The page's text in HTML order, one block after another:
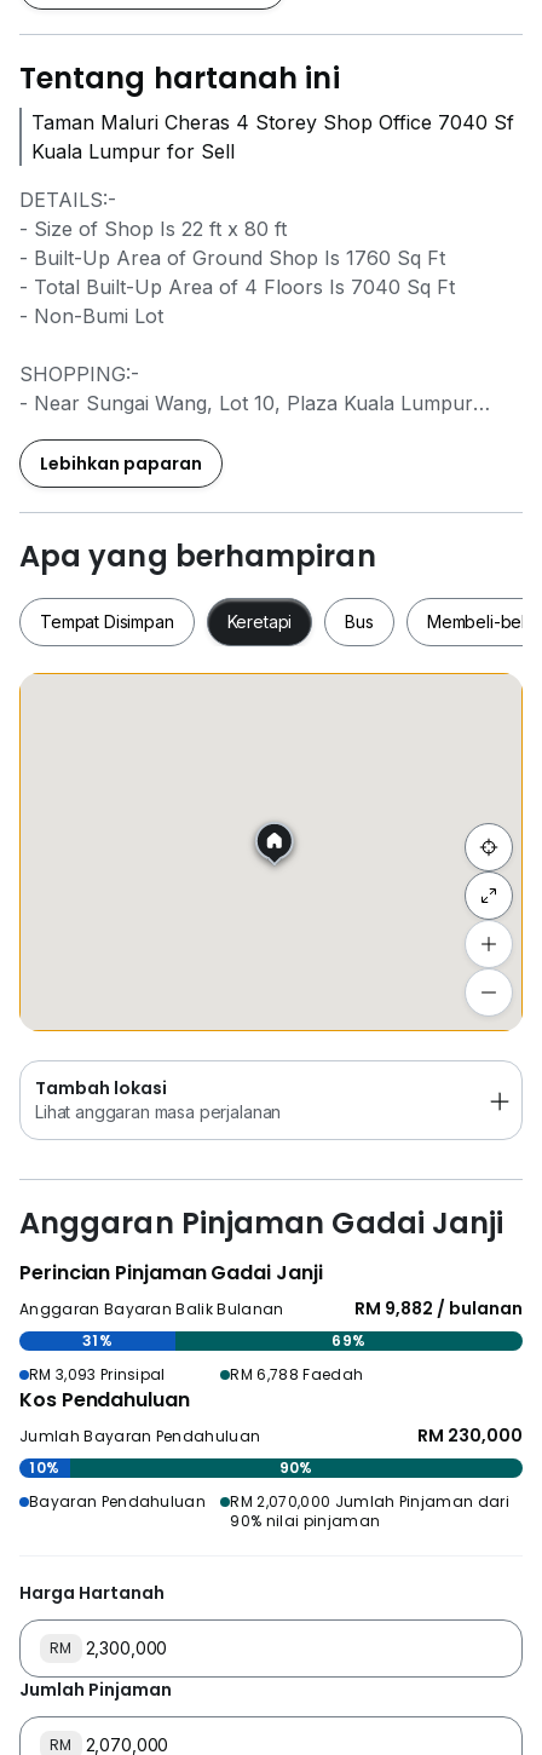
Tentang hartanah ini
Taman Maluri Cheras 4 Storey Shop Office 7040 Sf
Kuala Lumpur for Sell
DETAILS:-
- Size of Shop Is 22 ft x 80 ft
- Built-Up Area of Ground Shop Is 1760 Sq Ft
- Total Built-Up Area of 4 Floors Is 7040 Sq Ft
- Non-Bumi Lot
SHOPPING:-
- Near Sungai Wang, Lot 10, Plaza Kuala Lumpur
HEALTHCARE:-
- Near Hospital Besar Kuala Lumpur ( General
Hospital Kuala Lumpur )
- Near Ampang Puteri & Gleneagle Hospital
ACCESSIBILITIES:-
Jalan Tun Razak
Lebihkan paparan
Apa yang berhampiran
Tempat Disimpan Keretapi Bus Membeli-
Tambah lokasi
Lihat anggaran masa perjalanan
Anggaran Pinjaman Gadai Janji
Perincian Pinjaman Gadai Janji
Anggaran Bayaran Balik Bulanan RM 9,882 / bulanan
31%
69%
RM 3,093 Prinsipal
RM 6,788 Faedah
Kos Pendahuluan
Jumlah Bayaran Pendahuluan RM 230,000
10%
90%
Bayaran Pendahuluan
RM 2,070,000 Jumlah Pinjaman dari
90% nilai pinjaman
Harga Hartanah
RM
Jumlah Pinjaman
RM